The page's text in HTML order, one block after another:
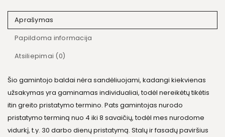
Aprašymas
Papildoma informacija
Atsiliepimai (0)
Šio gamintojo baldai nėra sandėliuojami, kadangi kiekvienas
užsakymas yra gaminamas individualiai, todėl nereikėtų tikėtis
itin greito pristatymo termino. Pats gamintojas nurodo
pristatymo terminą nuo 4 iki 8 savaičių, todėl mes nurodome
vidurkį, t.y. 30 darbo dienų pristatymą. Stalų ir fasadų paviršius